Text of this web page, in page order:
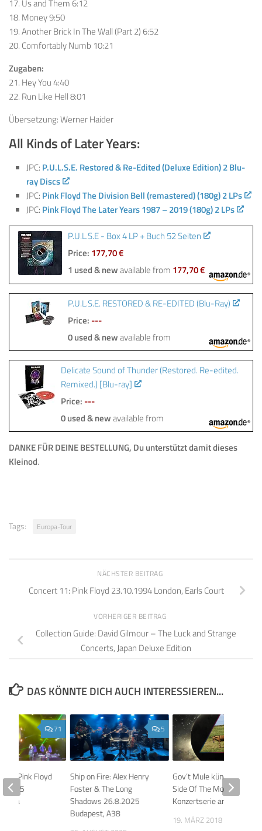
17. Us and Them 6:12
18. Money 9:50
19. Another Brick In The Wall (Part 2) 6:52
20. Comfortably Numb 10:21
Zugaben:
21. Hey You 4:40
22. Run Like Hell 8:01
Übersetzung: Werner Haider
All Kinds of Later Years:
JPC: P.U.L.S.E. Restored & Re-Edited (Deluxe Edition) 2 Blu-
ray Discs
JPC: Pink Floyd The Division Bell (remastered) (180g) 2 LPs
JPC: Pink Floyd The Later Years 1987 – 2019 (180g) 2 LPs
P.U.L.S.E - Box 4 LP + Buch 52 Seiten
Price: 177,70 €
1 used & newavailable from 177,70 €
P.U.L.S.E. RESTORED & RE-EDITED (Blu-Ray)
Price: ---
0 used & newavailable from
Delicate Sound of Thunder (Restored. Re-edited.
Remixed.) [Blu-ray]
Price: ---
0 used & newavailable from
DANKE FÜR DEINE BESTELLUNG, Du unterstützt damit dieses
Kleinod.
Tags: Europa-Tour
NÄCHSTER BEITRAG
Concert 11: Pink Floyd 23.10.1994 London, Earls Court
VORHERIGER BEITRAG
Collection Guide: David Gilmour – The Luck and Strange
Concerts, Japan Deluxe Edition
DAS KÖNNTE DICH AUCH INTERESSIEREN...
5
Ship on Fire: Alex Henry
Foster & The Long
Shadows 26.8.2025
Budapest, A38
Gov’t Mule kündigen Dark
Side Of The Moon
Konzertserie an!
19. MÄRZ 2018
71
Pink Floyd